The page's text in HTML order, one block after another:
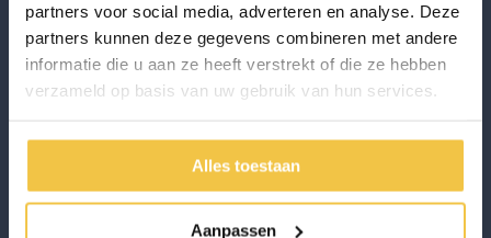
partners voor social media, adverteren en analyse. Deze
partners kunnen deze gegevens combineren met andere
informatie die u aan ze heeft verstrekt of die ze hebben
verzameld op basis van uw gebruik van hun services.
Alles toestaan
Aanpassen
Scholten Hulpmiddelen onderscheidt zich door het leveren van
van de klant bevorderd. Met focus op kwaliteit en persoonlijke service,
biedt Scholten Hulpmiddelen betrouwbare oplossingen.
Schrijf je in voor de nieuwsbrief